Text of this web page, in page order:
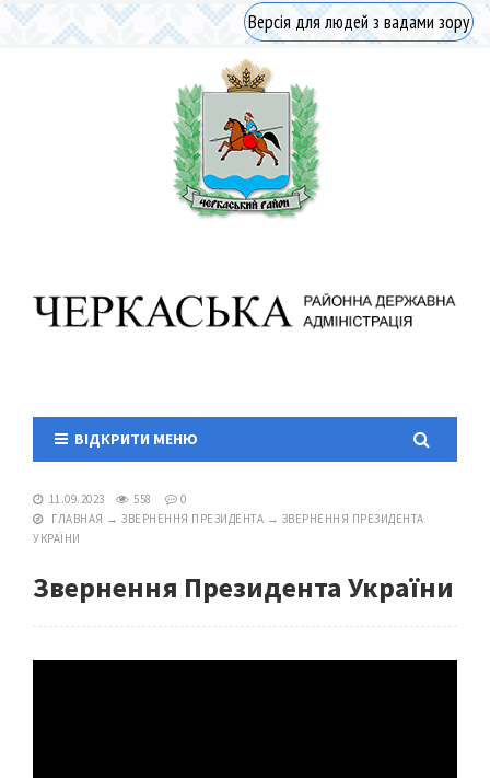
Версія для людей з вадами зору
ВІДКРИТИ МЕНЮ
11.09.2023 558
0
ГЛАВНАЯ → ЗВЕРНЕННЯ ПРЕЗИДЕНТА → ЗВЕРНЕННЯ ПРЕЗИДЕНТА
УКРАЇНИ
Звернення Президента України